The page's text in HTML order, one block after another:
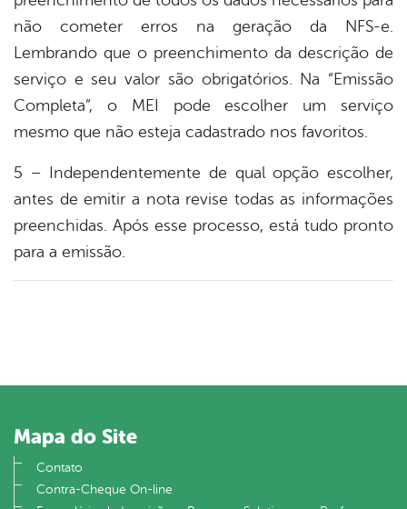
não cometer erros na geração da NFS-e.
Lembrando que o preenchimento da descrição de
serviço e seu valor são obrigatórios. Na “Emissão
Completa”, o MEI pode escolher um serviço
mesmo que não esteja cadastrado nos favoritos.
5 – Independentemente de qual opção escolher,
antes de emitir a nota revise todas as informações
preenchidas. Após esse processo, está tudo pronto
para a emissão.
Mapa do Site
Contato
Contra-Cheque On-line